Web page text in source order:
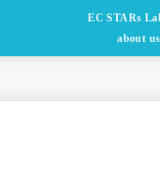
EC STARs
about us